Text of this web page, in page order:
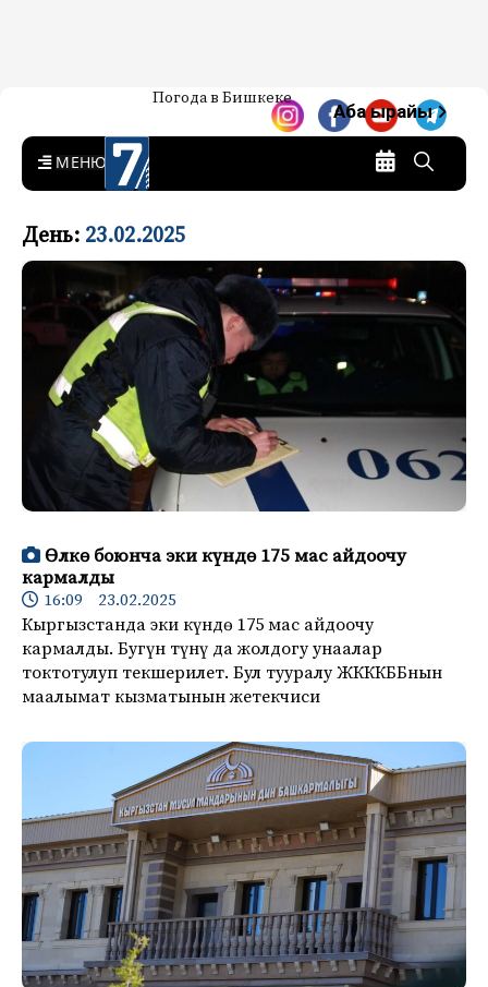
7-канал. Жаңылыктар —
Кыргызстан
Жаңылыктар — Кыргызстан
Погода в Бишкеке
Аба ырайы
MENU
День: 23.02.2025
Өлкө боюнча эки күндө 175 мас айдоочу
кармалды
16:09 23.02.2025
Кыргызстанда эки күндө 175 мас айдоочу
кармалды. Бугүн түнү да жолдогу унаалар
токтотулуп текшерилет. Бул тууралу ЖКККББнын
маалымат кызматынын жетекчиси